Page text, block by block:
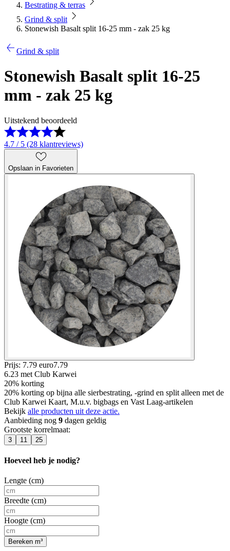
Bestrating & terras
Grind & split
Stonewish Basalt split 16-25 mm - zak 25 kg
Grind & split
Stonewish Basalt split 16-25
mm - zak 25 kg
Uitstekend beoordeeld
4.7 / 5 (28 klantreviews)
Opslaan in Favorieten
Prijs: 7.79 euro7.79
6.23 met Club Karwei
20% korting
20% korting op bijna alle sierbestrating, -grind en split alleen met de
Club Karwei Kaart, M.u.v. bigbags en Vast Laag-artikelen
Bekijk alle producten uit deze actie.
Aanbieding nog 9 dagen geldig
Grootste korrelmaat:
3 11 25
Hoeveel heb je nodig?
Lengte (cm)
Breedte (cm)
Hoogte (cm)
Bereken m³